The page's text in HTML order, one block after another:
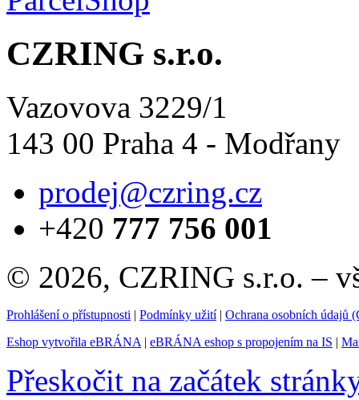
CZRING s.r.o.
Vazovova 3229/1
143 00 Praha 4 - Modřany
prodej@czring.cz
+420 777 756 001
© 2026, CZRING s.r.o. –
Prohlášení o přístupnosti | Podmínky užití| Ochrana osobních údajů
Eshop vytvořila eBRÁNA | eBRÁNA eshop s propojením na IS |
Přeskočit na začátek